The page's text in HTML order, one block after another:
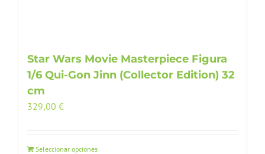
Star Wars Movie Masterpiece Figura
1/6 Qui-Gon Jinn (Collector Edition) 32
cm
329,00 €
Seleccionar opciones